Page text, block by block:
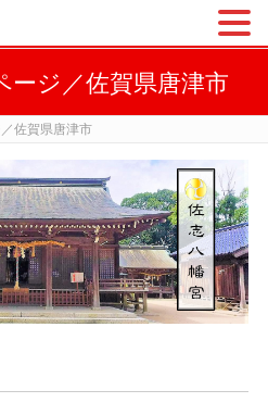
ージ／佐賀県唐津市
佐賀県唐津市